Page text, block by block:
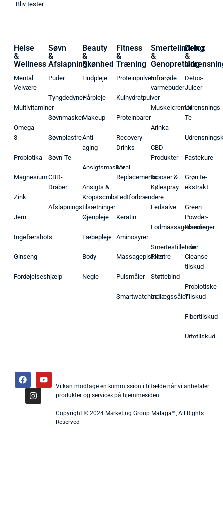
Bliv tester
Helse
&
Wellness
Mental
Velvære
Multivitaminer
Omega-
3
Probiotika
Magnesium
Zink
Jern
Ingefærshots
Ginseng
Fordøjelseshjælp
Søvn
&
Afslapning
Puder
Tyngdedyner
Søvnmasker
Søvnplastre
Søvn-Te
CBD-
Dråber
Afslapningstilsætninger
Beauty
&
Skønhed
Hudpleje
Hårpleje
Makeup
Anti-
aging
Ansigtsmasker
Ansigts &
Kropsscrubs
Øjenpleje
Læbepleje
Body
Negle
Fitness
&
Træning
Proteinpulver
Kulhydratpulver
Proteinbarer
Recovery
Drinks
Meal
Replacements
Fedtforbrændere
Keratin
Aminosyrer
Massagepistoler
Pulsmåler
Smartwatches
Smertelindring
&
Genopretning
Infrarøde
varmepuder
Muskelcremer
Arinka
CBD
Produkter
Isposer &
Kølespray
Ledsalve
Fodmassagecremer
Smertestillende
Plastre
Støttebind
Indlægssåler
Detox
&
Detox-
Juicer
Udrensnings-
Te
Fastekure
Grøn te-
ekstrakt
Green
Powder-
Blandinger
Liver
Cleanse-
tilskud
Probiotiske
Tilskud
Fibertilskud
Urtetilskud
Vi kan modtage en kommission i tilfælde når vi anbefaler
produkter og services på hjemmesiden.
Copyright © 2024 Marketing Group Malaga™, All Rights
Reserved